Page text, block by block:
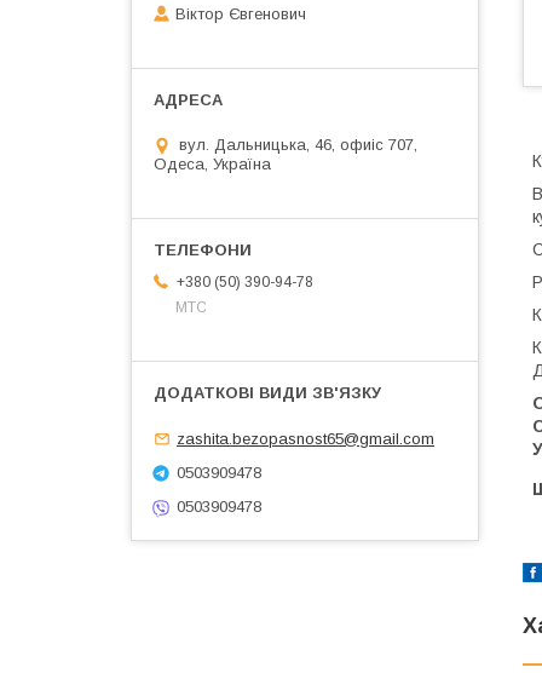
Віктор Євгенович
вул. Дальницька, 46, офиіс 707,
Одеса, Україна
+380 (50) 390-94-78
МТС
zashita.bezopasnost65@gmail.com
0503909478
0503909478